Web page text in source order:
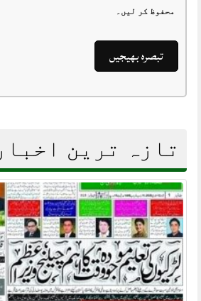
محفوظ کر لیں۔
تازہ ترین اخبار